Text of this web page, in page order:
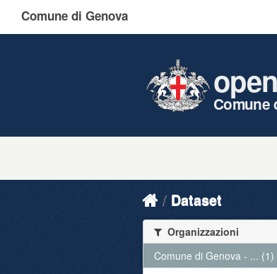
Comune di Genova
Comune
Dataset
Organizzazioni
Comune di Genova - ... (1)